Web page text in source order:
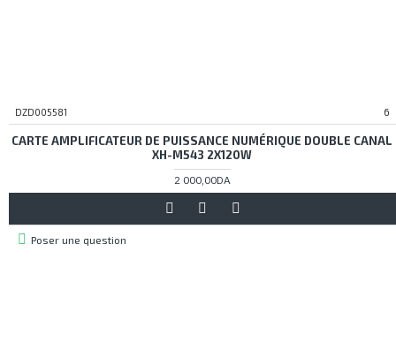
DZD005581 6
CARTE AMPLIFICATEUR DE PUISSANCE NUMÉRIQUE DOUBLE CANAL
XH-M543 2X120W
2 000,00DA
Poser une question